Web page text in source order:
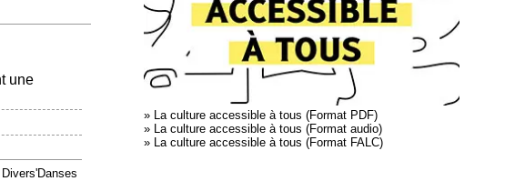
une
» La culture accessible à tous (Format PDF)
» La culture accessible à tous (Format audio)
» La culture accessible à tous (Format FALC)